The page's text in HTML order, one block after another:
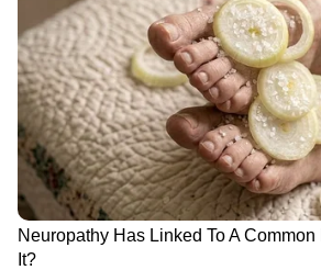
മൃതദേഹം താലൂക്ക് ആശുപത്രി
മോർച്ചറിയിലേക്ക് മാറ്റി.